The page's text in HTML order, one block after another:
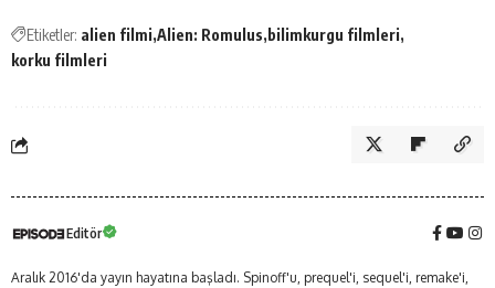
Etiketler: alien filmi Alien: Romulus bilimkurgu filmleri
korku filmleri
Editör
Aralık 2016'da yayın hayatına başladı. Spinoff'u, prequel'i, sequel'i, remake'i,